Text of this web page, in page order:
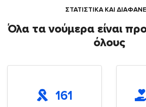
ΣΤΑΤΙΣΤΙΚΑ ΚΑΙ
Όλα τα νούμερα είναι
όλους
161